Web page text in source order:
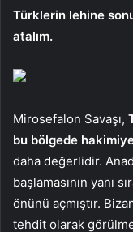
Türklerin lehine
atalım.
Mirosefalon Savaşı,
bu bölgede
daha değerlidir.
başlamasının yanı
önünü açmıştır.
tehdit olarak